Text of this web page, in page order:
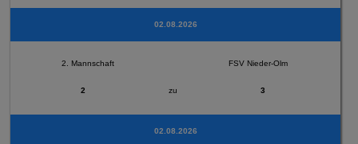
02.08.2026
2. Mannschaft FSV Nieder-Olm
2 zu 3
02.08.2026